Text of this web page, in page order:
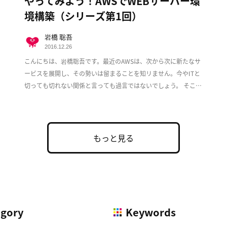
境構築（シリーズ第1回）
こんにちは、岩橋聡吾です。最近のAWSは、次から次に新たなサ
ービスを展開し、その勢いは留まることを知リません。今やITと
切っても切れない関係と言っても過言ではないでしょう。 そこで
岩橋 聡吾
2016.12.26
もっと見る
Keywords